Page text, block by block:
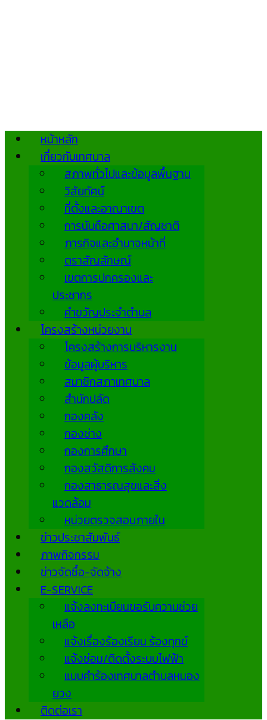
หน้าหลัก
เกี่ยวกับเทศบาล
สภาพทั่วไปและข้อมูลพื้นฐาน
วิสัยทัศน์
ที่ตั้งและอาณาเขต
การนับถือศาสนา/สัญชาติ
ภารกิจและอำนาจหน้าที่
ตราสัญลักษณ์
เขตการปกครองและ
ประชากร
คำขวัญประจำตำบล
โครงสร้างหน่วยงาน
โครงสร้างการบริหารงาน
ข้อมูลผู้บริหาร
สมาชิกสภาเทศบาล
สำนักปลัด
กองคลัง
กองช่าง
กองการศึกษา
กองสวัสดิการสังคม
กองสาธารณสุขและสิ่ง
แวดล้อม
หน่วยตรวจสอบภายใน
ข่าวประชาสัมพันธ์
ภาพกิจกรรม
ข่าวจัดซื้อ-จัดจ้าง
E-SERVICE
แจ้งลงทะเบียนขอรับความช่วย
เหลือ
แจ้งเรื่องร้องเรียน ร้องทุกข์
แจ้งซ่อม/ติดตั้งระบบไฟฟ้า
แบบคำร้องเทศบาลตำบลหนอง
ยวง
ติดต่อเรา